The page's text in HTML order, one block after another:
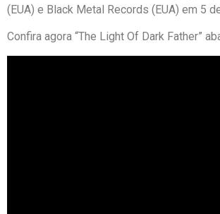
(EUA) e Black Metal Records (EUA) em 5
Confira agora “The Light Of Dark Father”